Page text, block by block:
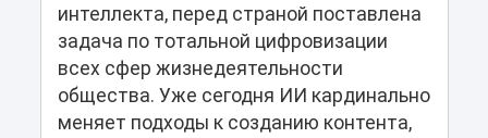
интеллекта, перед страной поставлена
задача по тотальной цифровизации
всех сфер жизнедеятельности
общества. Уже сегодня ИИ кардинально
меняет подходы к созданию контента,